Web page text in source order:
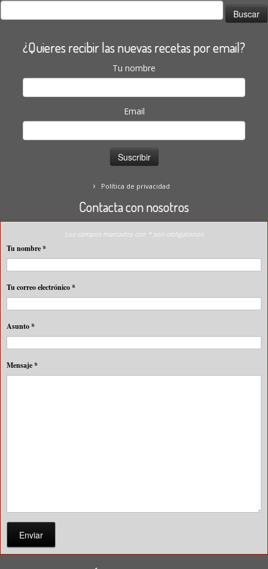
Buscar:
¿Quieres recibir las nuevas recetas por email?
Tu nombre
Email
Política de privacidad
Contacta con nosotros
Los campos marcados con * son obligatorios
Tu nombre*
Tu correo electrónico*
Asunto*
Mensaje*
Enviar